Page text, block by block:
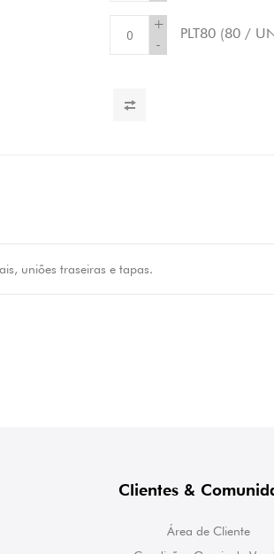
+
-
PLT80 (80 /
uniões traseiras e tapas.
Clientes &
Área de Cliente